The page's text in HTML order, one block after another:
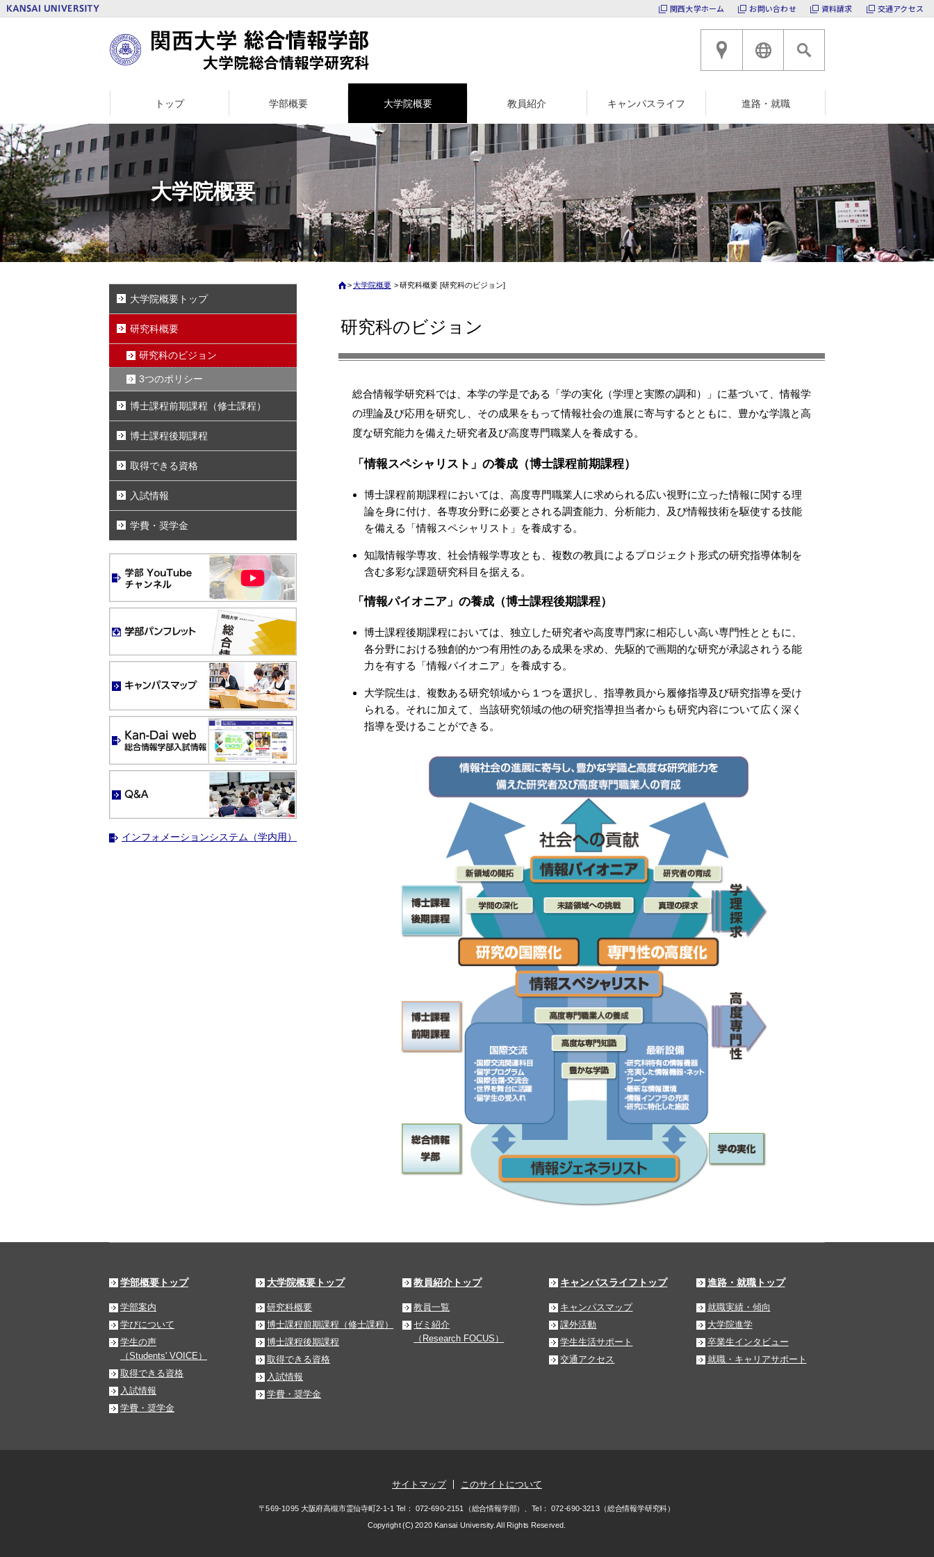
関西大学ホーム お問い合わせ 資料請求 交通アクセス
トップ 学部概要 大学院概要 教員紹介 キャンパスライフ 進路・就職
大学院概要
大学院概要 研究科概要 [研究科のビジョン]
研究科のビジョン
総合情報学研究科では、本学の学是である「学の実化（学理と実際の調和）」に基づいて、情報学
の理論及び応用を研究し、その成果をもって情報社会の進展に寄与するとともに、豊かな学識と高
度な研究能力を備えた研究者及び高度専門職業人を養成する。
「情報スペシャリスト」の養成（博士課程前期課程）
博士課程前期課程においては、高度専門職業人に求められる広い視野に立った情報に関する理
論を身に付け、各専攻分野に必要とされる調査能力、分析能力、及び情報技術を駆使する技能
を備える「情報スペシャリスト」を養成する。
知識情報学専攻、社会情報学専攻とも、複数の教員によるプロジェクト形式の研究指導体制を
含む多彩な課題研究科目を据える。
「情報パイオニア」の養成（博士課程後期課程）
博士課程後期課程においては、独立した研究者や高度専門家に相応しい高い専門性とともに、
各分野における独創的かつ有用性のある成果を求め、先駆的で画期的な研究が承認されうる能
力を有する「情報パイオニア」を養成する。
大学院生は、複数ある研究領域から１つを選択し、指導教員から履修指導及び研究指導を受け
られる。それに加えて、当該研究領域の他の研究指導担当者からも研究内容について広く深く
指導を受けることができる。
大学院概要トップ
研究科概要
研究科のビジョン
3つのポリシー
博士課程前期課程（修士課程）
博士課程後期課程
取得できる資格
入試情報
学費・奨学金
インフォメーションシステム（学内用）
学部概要トップ
学部案内
学びについて
学生の声
（Students' VOICE）
取得できる資格
入試情報
学費・奨学金
大学院概要トップ
研究科概要
博士課程前期課程（修士課程）
博士課程後期課程
取得できる資格
入試情報
学費・奨学金
教員紹介トップ
教員一覧
ゼミ紹介
（Research FOCUS）
キャンパスライフトップ
キャンパスマップ
課外活動
学生生活サポート
交通アクセス
進路・就職トップ
就職実績・傾向
大学院進学
卒業生インタビュー
就職・キャリアサポート
サイトマップ このサイトについて
〒569-1095 大阪府高槻市霊仙寺町2-1-1 Tel： 072-690-2151 （総合情報学部）、Tel： 072-690-3213 （総合情報学研究科）
Copyright (C) 2020 Kansai University. All Rights Reserved.